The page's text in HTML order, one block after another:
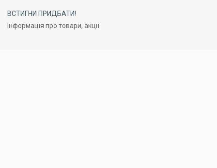
ВСТИГНИ ПРИДБАТИ!
Інформація про товари, акції.